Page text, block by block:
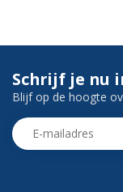
Schrijf je nu
Blijf op de hoogte